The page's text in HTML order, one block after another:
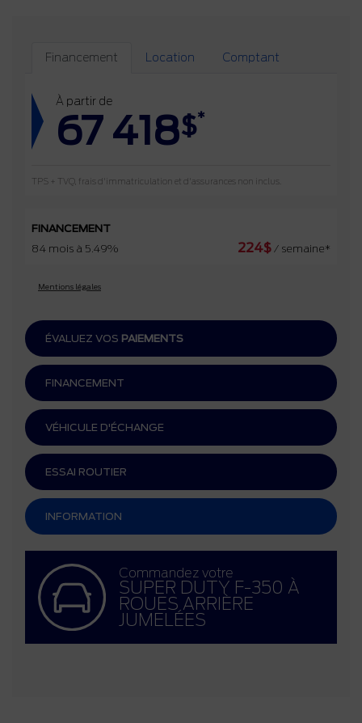
Financement Location Comptant
À partir de
67 418$*
TPS + TVQ, frais d'immatriculation et d'assurances non inclus.
FINANCEMENT
84 mois à 5.49%
224$ / semaine*
Mentions légales
ÉVALUEZ VOS PAIEMENTS
FINANCEMENT
VÉHICULE D'ÉCHANGE
ESSAI ROUTIER
INFORMATION
Commandez votre
SUPER DUTY F-350 À
ROUES ARRIÈRE
JUMELÉES